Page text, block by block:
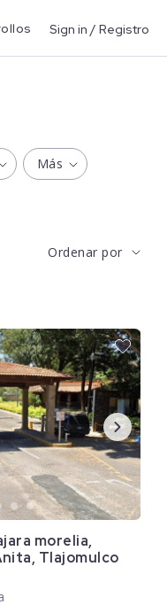
Sign in / Registro
Más
Ordenar por
morelia,
Tlajomulco